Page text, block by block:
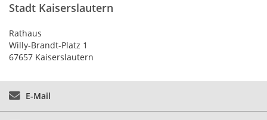
Stadt Kaiserslautern
Rathaus
Willy-Brandt-Platz 1
67657 Kaiserslautern
E-Mail